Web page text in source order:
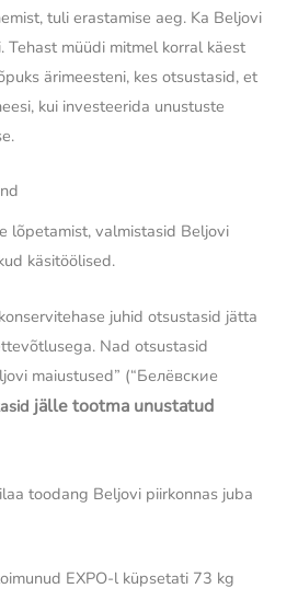
tuli erastamise aeg. Ka Beljovi
Tehast müüdi mitmel korral käest
ärimeesteni, kes otsustasid, et
kui investeerida unustuste
lõpetamist, valmistasid Beljovi
käsitöölised.
juhid otsustasid jätta
Nad otsustasid
maiustused” (“Белёвские
jälletootma unustatud
toodang Beljovi piirkonnas juba
EXPO-l küpsetati 73 kg